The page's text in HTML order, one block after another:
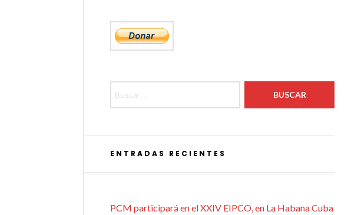
ENTRADAS RECIENTES
PCM participará en el XXIV EIPCO, en La Habana Cuba